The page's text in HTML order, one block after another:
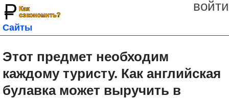
войти
Сайты
Этот предмет необходим
каждому туристу. Как английская
булавка может выручить в